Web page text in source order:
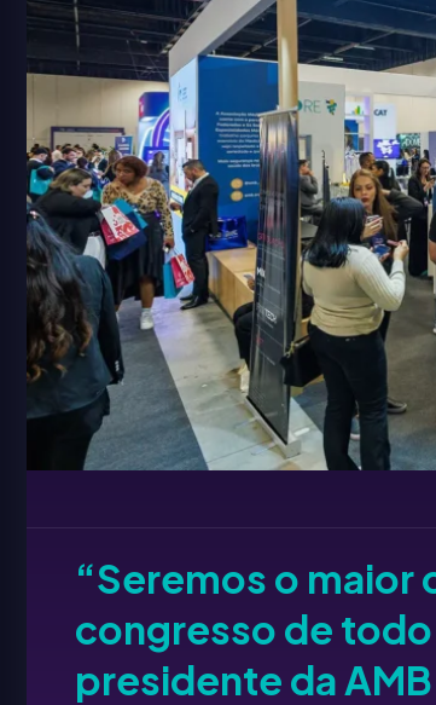
“Seremos o maior
congresso de
presidente da